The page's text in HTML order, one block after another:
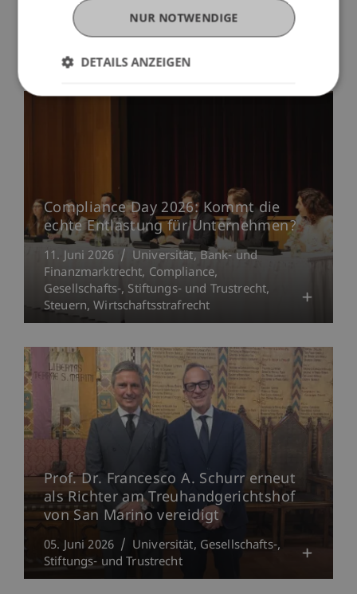
Mehr News
Compliance Day 2026: Kommt die
echte Entlastung für Unternehmen?
11. Juni 2026 Universität Bank- und
Finanzmarktrecht Compliance
Gesellschafts-, Stiftungs- und Trustrecht
Steuern Wirtschaftsstrafrecht
Prof. Dr. Francesco A. Schurr erneut
als Richter am Treuhandgerichtshof
von San Marino vereidigt
05. Juni 2026 Universität Gesellschafts-,
Stiftungs- und Trustrecht
NUR NOTWENDIGE
DETAILS ANZEIGEN